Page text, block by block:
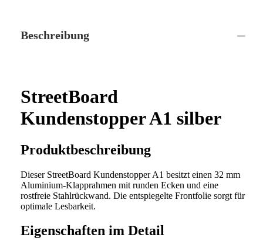
Beschreibung
StreetBoard
Kundenstopper A1 silber
Produktbeschreibung
Dieser StreetBoard Kundenstopper A1 besitzt einen 32 mm
Aluminium-Klapprahmen mit runden Ecken und eine
rostfreie Stahlrückwand. Die entspiegelte Frontfolie sorgt für
optimale Lesbarkeit.
Eigenschaften im Detail